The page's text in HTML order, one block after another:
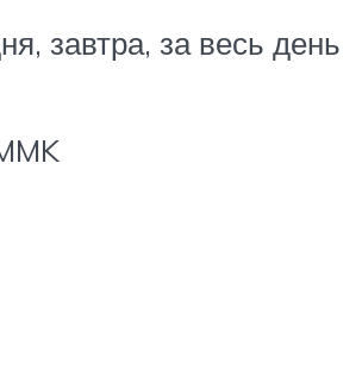
завтра, за весь день